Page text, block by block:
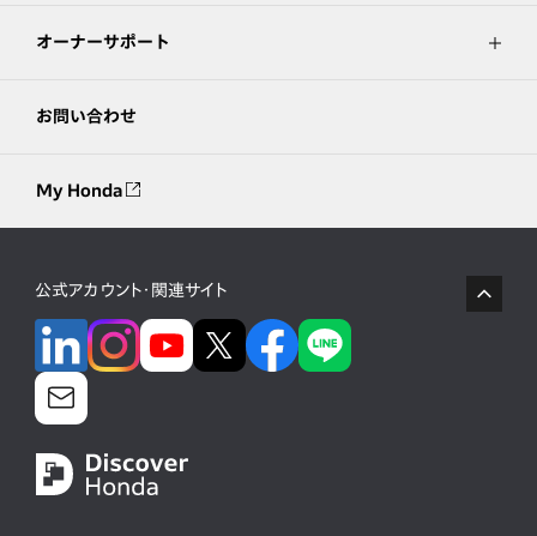
オーナーサポート
お問い合わせ
My Honda
公式アカウント・関連サイト